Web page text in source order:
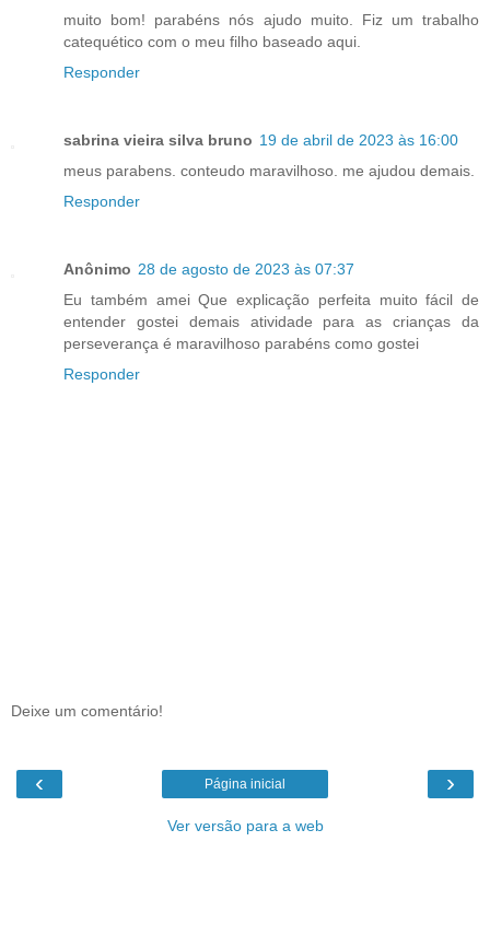
muito bom! parabéns nós ajudo muito. Fiz um trabalho
catequético com o meu filho baseado aqui.
Responder
sabrina vieira silva bruno 19 de abril de 2023 às 16:00
meus parabens. conteudo maravilhoso. me ajudou demais.
Responder
Anônimo 28 de agosto de 2023 às 07:37
Eu também amei Que explicação perfeita muito fácil de
entender gostei demais atividade para as crianças da
perseverança é maravilhoso parabéns como gostei
Responder
Deixe um comentário!
‹ ›
Página inicial
Ver versão para a web